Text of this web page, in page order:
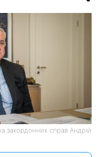
закордонних справ Андрій